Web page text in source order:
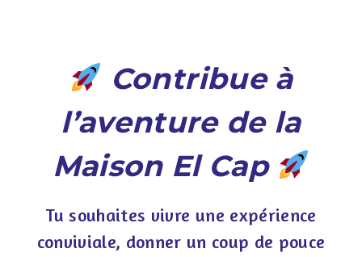
Contribue à
l’aventure de la
Maison El Cap
Tu souhaites vivre une expérience
conviviale, donner un coup de pouce